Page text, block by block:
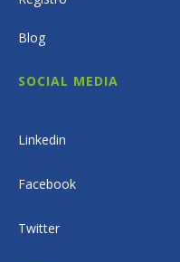
Blog
SOCIAL MEDIA
Linkedin
Facebook
Twitter